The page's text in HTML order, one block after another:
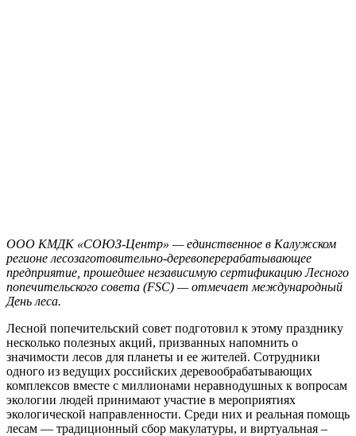
ООО КМДК «СОЮЗ-Центр» — единственное в Калужском
регионе лесозаготовительно-деревоперерабатывающее
предприятие, прошедшее независимую сертификацию Лесного
попечительского совета (FSC) — отмечает международный
День леса.
Лесной попечительский совет подготовил к этому празднику
несколько полезных акций, призванных напомнить о
значимости лесов для планеты и ее жителей. Сотрудники
одного из ведущих российских деревообрабатывающих
комплексов вместе с миллионами неравнодушных к вопросам
экологии людей принимают участие в мероприятиях
экологической направленности. Среди них и реальная помощь
лесам — традиционный сбор макулатуры, и виртуальная –